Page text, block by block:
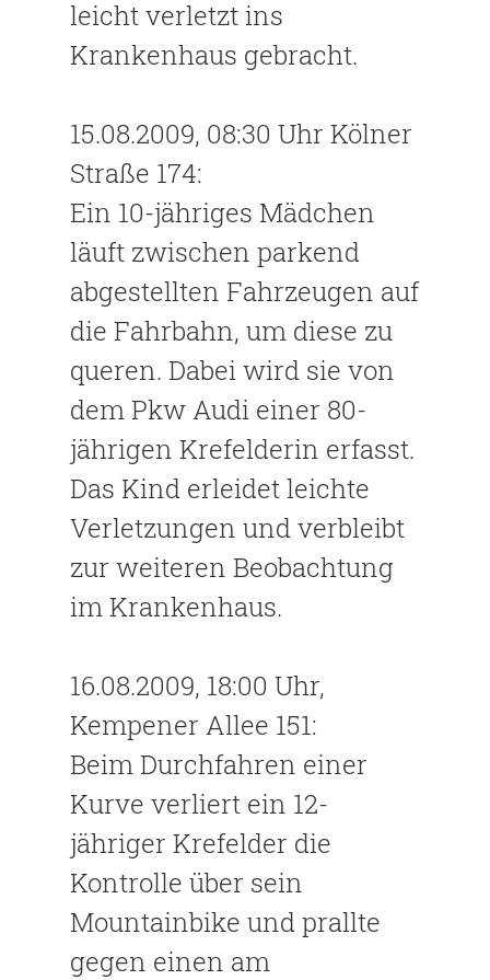
leicht verletzt ins
Krankenhaus gebracht.
15.08.2009, 08:30 Uhr Kölner
Straße 174:
Ein 10-jähriges Mädchen
läuft zwischen parkend
abgestellten Fahrzeugen auf
die Fahrbahn, um diese zu
queren. Dabei wird sie von
dem Pkw Audi einer 80-
jährigen Krefelderin erfasst.
Das Kind erleidet leichte
Verletzungen und verbleibt
zur weiteren Beobachtung
im Krankenhaus.
16.08.2009, 18:00 Uhr,
Kempener Allee 151:
Beim Durchfahren einer
Kurve verliert ein 12-
jähriger Krefelder die
Kontrolle über sein
Mountainbike und prallte
gegen einen am